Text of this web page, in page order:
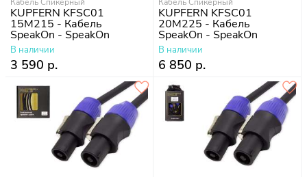
Кабель Спикерный
KUPFERN KFSC01
15M215 - Кабель
SpeakOn - SpeakOn
В наличии
3 590 р.
Кабель Спикерный
KUPFERN KFSC01
20M225 - Кабель
SpeakOn - SpeakOn
В наличии
6 850 р.